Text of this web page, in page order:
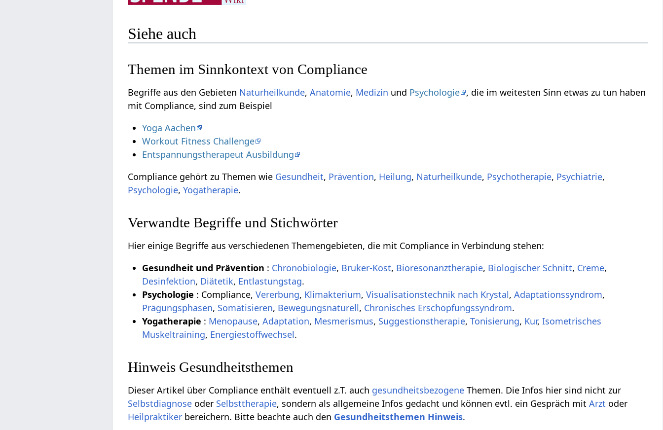
Siehe auch
Themen im Sinnkontext von Compliance
Begriffe aus den Gebieten Naturheilkunde,Anatomie, Medizin und Psychologie , die im weitesten Sinn etwas zu tun haben
mit Compliance, sind zum Beispiel
Yoga Aachen
Workout Fitness Challenge
Entspannungstherapeut Ausbildung
Compliance gehört zu Themen wie Gesundheit, Prävention, Heilung, Naturheilkunde, Psychotherapie, Psychiatrie,
Psychologie,Yogatherapie.
Verwandte Begriffe und Stichwörter
Hier einige Begriffe aus verschiedenen Themengebieten, die mit Compliance in Verbindung stehen:
Gesundheit und Prävention : Chronobiologie, Bruker-Kost, Bioresonanztherapie, Biologischer Schnitt, Creme,
Desinfektion, Diätetik, Entlastungstag.
Psychologie : Compliance,Vererbung, Klimakterium,Visualisationstechnik nach Krystal,Adaptationssyndrom,
Prägungsphasen, Somatisieren, Bewegungsnaturell, Chronisches Erschöpfungssyndrom.
Yogatherapie : Menopause,Adaptation, Mesmerismus, Suggestionstherapie,Tonisierung, Kur,Isometrisches
Muskeltraining, Energiestoffwechsel.
Hinweis Gesundheitsthemen
Dieser Artikel über Compliance enthält eventuell z.T. auch gesundheitsbezogene Themen. Die Infos hier sind nicht zur
Selbstdiagnose oder Selbsttherapie, sondern als allgemeine Infos gedacht und können evtl. ein Gespräch mitArzt oder
Heilpraktiker bereichern. Bitte beachte auch den Gesundheitsthemen Hinweis.